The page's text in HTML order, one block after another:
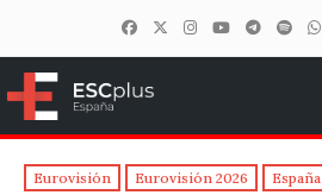
ESCplus España
Eurovisión Eurovisión 2026 España